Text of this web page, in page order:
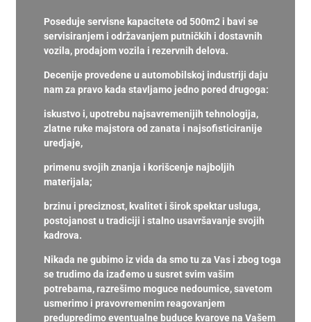
Poseduje servisne kapacitete od 500m2 i bavi se
servisiranjem i održavanjem putničkih i dostavnih
vozila, prodajom vozila i rezervnih delova.
Decenije provedene u automobilskoj industriji daju
nam za pravo kada stavljamo jedno pored drugoga:
iskustvo i, upotrebu najsavremenijih tehnologija,
zlatne ruke majstora od zanata i najsofisticiranije
uredjaje,
primenu svojih znanja i korišcenje najboljih
materijala;
brzinu i preciznost, kvalitet i širok spektar usluga,
postojanost u tradiciji i stalno usavršavanje svojih
kadrova.
Nikada ne gubimo iz vida da smo tu za Vas i zbog toga
se trudimo da izađemo u susret svim vašim
potrebama, razrešimo moguce nedoumice, savetom
usmerimo i pravovremenim reagovanjem
predupredimo eventualne buduce kvarove na Vašem